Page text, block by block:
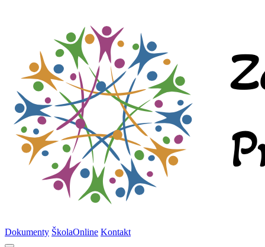
Dokumenty ŠkolaOnline Kontakt